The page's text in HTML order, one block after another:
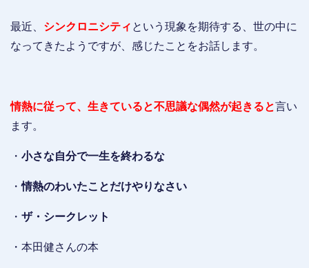
最近、 シンクロニシティ という現象を期待する、世の中に
なってきたようですが、感じたことをお話します。
情熱に従って、生きていると不思議な偶然が起きると言い
ます。
・ 小さな自分で一生を終わるな
・情熱のわいたことだけやりなさい
・ ザ・シークレット
・本田健さんの本